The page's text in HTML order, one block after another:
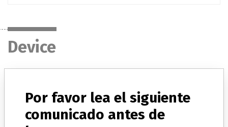
Device
IMMUNOCHEM SYS- ALANINE
AMINOTRANSFERASE(ALT) ASSAY
Por favor lea el siguiente
comunicado antes de